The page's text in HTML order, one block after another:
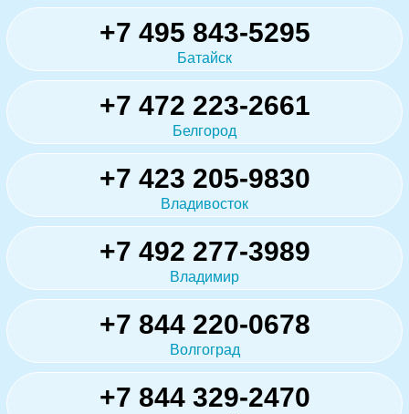
+7 495 843-5295
Батайск
+7 472 223-2661
Белгород
+7 423 205-9830
Владивосток
+7 492 277-3989
Владимир
+7 844 220-0678
Волгоград
+7 844 329-2470